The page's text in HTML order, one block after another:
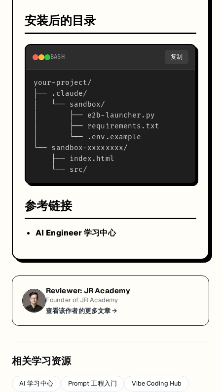
安装后的目录
BASH 复制
your-project/
├── .claude/
│   └── sandbox/
│       ├── e2b-launcher.py
│       ├── requirements.txt
│       └── .env.example
└── sandbox-xxxxxxxx/
    ├── index.html
参考链接
AI Engineer 学习中心
Reviewer: JR Academy
Founder of JR Academy
查看该作者的更多文章 →
相关学习资源
AI 学习中心 Prompt 工程入门 Vibe Coding Hub